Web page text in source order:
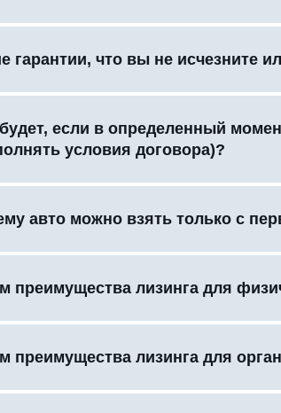
гарантии, что вы не исчезните
если в определенный
условия договора)?
авто можно взять только с
преимущества лизинга для
преимущества лизинга для